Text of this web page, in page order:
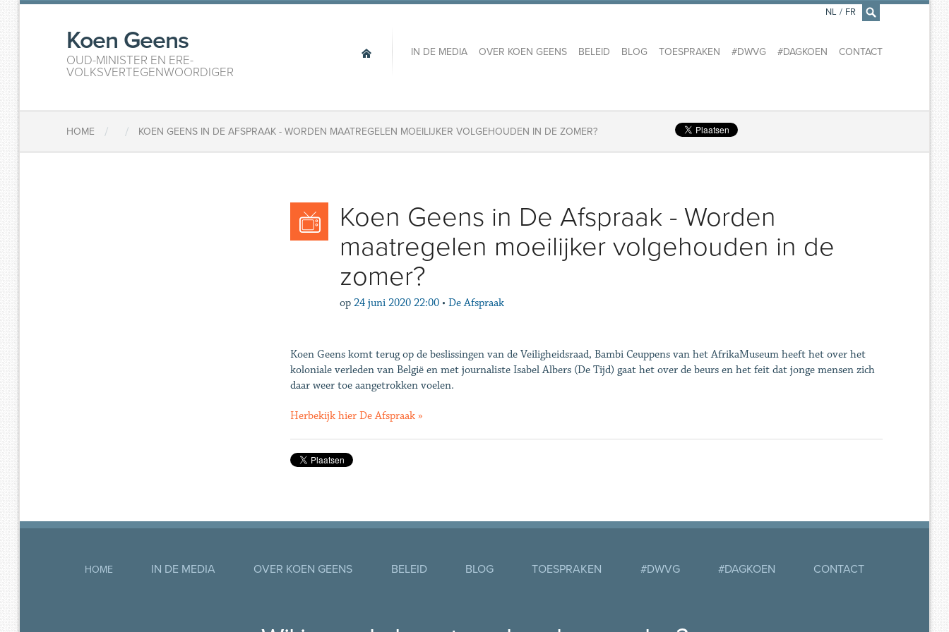
×
Koen Geens
OUD-MINISTER EN ERE-
VOLKSVERTEGENWOORDIGER
IN DE MEDIA OVER KOEN GEENS BELEID BLOG TOESPRAKEN #DWVG #DAGKOEN CONTACT
NL / FR
HOME / / KOEN GEENS IN DE AFSPRAAK - WORDEN MAATREGELEN MOEILIJKER VOLGEHOUDEN IN DE ZOMER?
Koen Geens in De Afspraak - Worden
maatregelen moeilijker volgehouden in de
zomer?
op 24 juni 2020 22:00 • De Afspraak
Koen Geens komt terug op de beslissingen van de Veiligheidsraad, Bambi Ceuppens van het AfrikaMuseum heeft het over het
koloniale verleden van België en met journaliste Isabel Albers (De Tijd) gaat het over de beurs en het feit dat jonge mensen zich
daar weer toe aangetrokken voelen.
Herbekijk hier De Afspraak »
HOME IN DE MEDIA OVER KOEN GEENS BELEID BLOG TOESPRAKEN #DWVG #DAGKOEN CONTACT